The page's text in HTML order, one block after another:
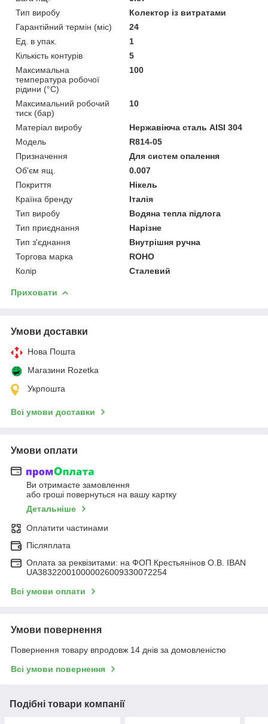
Тип виробу
Колектор із витратами
Гарантійний термін (міс)
24
Ед. в упак.
1
Кількість контурів
5
Максимальна
температура робочої
рідини (°C)
100
Максимальний робочий
тиск (бар)
10
Матеріал виробу
Нержавіюча сталь AISI 304
Мoдель
R814-05
Призначення
Для систем опалення
Об'єм ящ.
0.007
Покриття
Нікель
Країна бренду
Італія
Тип виробу
Водяна тепла підлога
Тип приєднання
Нарізне
Тип з'єднання
Внутрішня ручна
Торгова марка
ROHO
Колір
Сталевий
Приховати
Умови доставки
Нова Пошта
Магазини Rozetka
Укрпошта
Всі умови доставки
Умови оплати
Ви отримаєте замовлення
або гроші повернуться на вашу картку
Детальніше
Оплатити частинами
Післяплата
Оплата за реквізитами: на ФОП Крестьянінов О.В. IBAN
UA383220010000026009330072254
Всі умови оплати
Умови повернення
Повернення товару впродовж 14 днів за домовленістю
Всі умови повернення
Подібні товари компанії